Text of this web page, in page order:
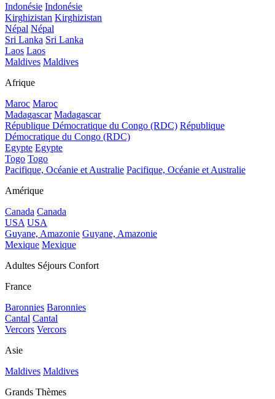
Indonésie Indonésie
Kirghizistan Kirghizistan
Népal Népal
Sri Lanka Sri Lanka
Laos Laos
Maldives Maldives
Afrique
Maroc Maroc
Madagascar Madagascar
République Démocratique du Congo (RDC) République
Démocratique du Congo (RDC)
Egypte Egypte
Togo Togo
Pacifique, Océanie et Australie Pacifique, Océanie et Australie
Amérique
Canada Canada
USA USA
Guyane, Amazonie Guyane, Amazonie
Mexique Mexique
Adultes Séjours Confort
France
Baronnies Baronnies
Cantal Cantal
Vercors Vercors
Asie
Maldives Maldives
Grands Thèmes